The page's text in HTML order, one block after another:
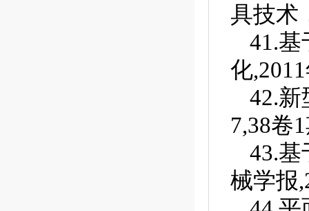
具技术
41.
化
42.
7,38卷
43.
械学报